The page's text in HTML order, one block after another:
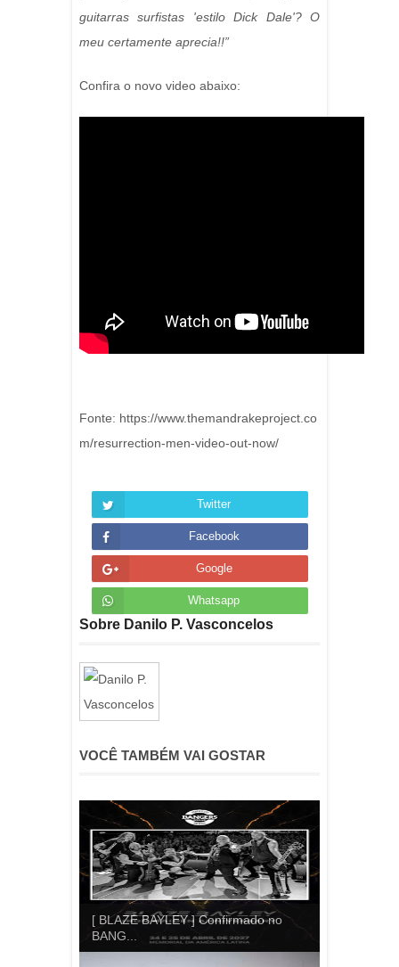
guitarras surfistas 'estilo Dick Dale'? O
meu certamente aprecia!!”
Confira o novo video abaixo:
Fonte: https://www.themandrakeproject.co
m/resurrection-men-video-out-now/
Twitter
Facebook
Google
Whatsapp
Sobre Danilo P. Vasconcelos
VOCÊ TAMBÉM VAI GOSTAR
[ BLAZE BAYLEY ] Confirmado no
BANG...